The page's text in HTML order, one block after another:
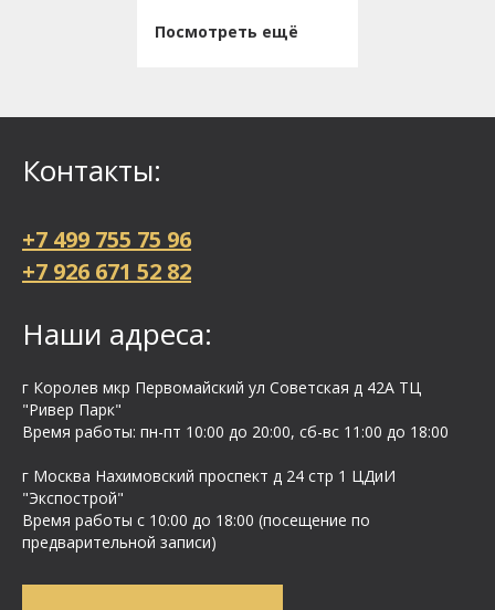
Посмотреть ещё
Контакты:
+7 499 755 75 96
+7 926 671 52 82
Наши адреса:
г Королев мкр Первомайский ул Cоветская д 42А ТЦ
"Ривер Парк"
Время работы: пн-пт 10:00 до 20:00, сб-вс 11:00 до 18:00
г Москва Нахимовский проспект д 24 стр 1 ЦДиИ
"Экспострой"
Время работы с 10:00 до 18:00 (посещение по
предварительной записи)